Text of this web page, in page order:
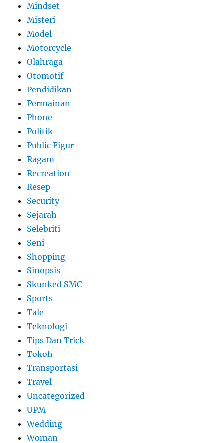
Mindset
Misteri
Model
Motorcycle
Olahraga
Otomotif
Pendidikan
Permainan
Phone
Politik
Public Figur
Ragam
Recreation
Resep
Security
Sejarah
Selebriti
Seni
Shopping
Sinopsis
Skunked SMC
Sports
Tale
Teknologi
Tips Dan Trick
Tokoh
Transportasi
Travel
Uncategorized
UPM
Wedding
Woman